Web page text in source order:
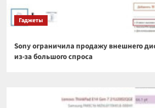
Гаджеты
Sony ограничила продажу внешнего
из-за большого спроса